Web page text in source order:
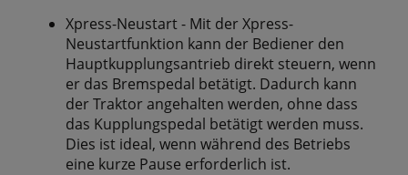
Xpress-Neustart - Mit der Xpress-
Neustartfunktion kann der Bediener den
Hauptkupplungsantrieb direkt steuern, wenn
er das Bremspedal betätigt. Dadurch kann
der Traktor angehalten werden, ohne dass
das Kupplungspedal betätigt werden muss.
Dies ist ideal, wenn während des Betriebs
eine kurze Pause erforderlich ist.